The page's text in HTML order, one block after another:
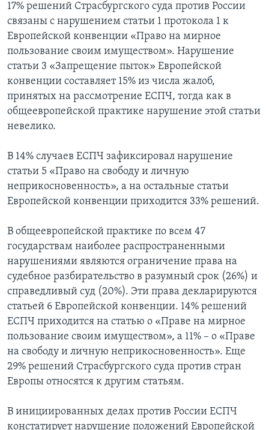
17% решений Страсбургского суда против России
связаны с нарушением статьи 1 протокола 1 к
Европейской конвенции «Право на мирное
пользование своим имуществом». Нарушение
статьи 3 «Запрещение пыток» Европейской
конвенции составляет 15% из числа жалоб,
принятых на рассмотрение ЕСПЧ, тогда как в
общеевропейской практике нарушение этой статьи
невелико.
В 14% случаев ЕСПЧ зафиксировал нарушение
статьи 5 «Право на свободу и личную
неприкосновенность», а на остальные статьи
Европейской конвенции приходится 33% решений.
В общеевропейской практике по всем 47
государствам наиболее распространенными
нарушениями являются ограничение права на
судебное разбирательство в разумный срок (26%) и
справедливый суд (20%). Эти права декларируются
статьей 6 Европейской конвенции. 14% решений
ЕСПЧ приходится на статью о «Праве на мирное
пользование своим имуществом», а 11% – о «Праве
на свободу и личную неприкосновенность». Еще
29% решений Страсбургского суда против стран
Европы относятся к другим статьям.
В инициированных делах против России ЕСПЧ
констатирует нарушение положений Европейской